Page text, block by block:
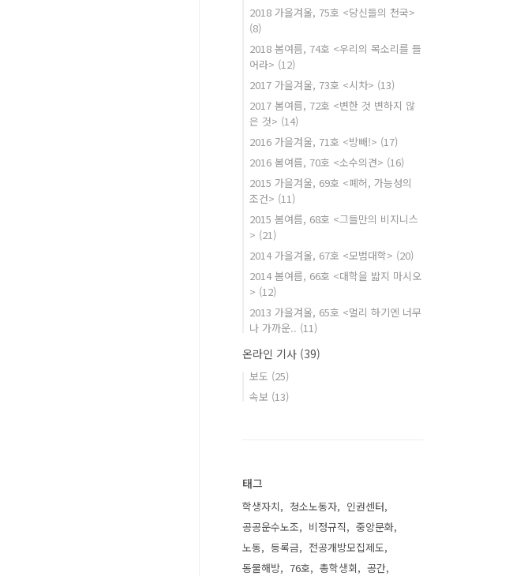
2018 가을겨울, 75호 <당신들의 천국>
(8)
2018 봄여름, 74호 <우리의 목소리를 들
어라> (12)
2017 가을겨울, 73호 <시차> (13)
2017 봄여름, 72호 <변한 것 변하지 않
은 것> (14)
2016 가을겨울, 71호 <방빼!> (17)
2016 봄여름, 70호 <소수의견> (16)
2015 가을겨울, 69호 <폐허, 가능성의
조건> (11)
2015 봄여름, 68호 <그들만의 비지니스
> (21)
2014 가을겨울, 67호 <모범대학> (20)
2014 봄여름, 66호 <대학을 밟지 마시오
> (12)
2013 가을겨울, 65호 <멀리 하기엔 너무
나 가까운.. (11)
온라인 기사 (39)
보도 (25)
속보 (13)
태그
학생자치 청소노동자
인권센터
공공운수노조
비정규직
중앙문화
노동
등록금
전공개방모집제도
동물해방
76호 총학생회 공간